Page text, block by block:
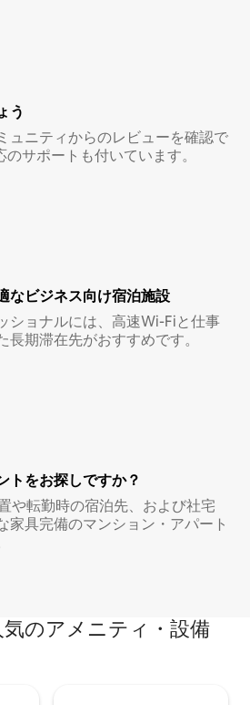
う
ュニティからのレビューを確認で
サポートも付いています。
なビ⁠ジ⁠ネ⁠ス⁠向⁠け宿⁠泊⁠施⁠設
ショナルには、高速Wi-Fiと仕事
期滞在先がおすすめです。
トをお探しですか？
や転勤時の宿泊先、および社宅
家具完備のマンション・アパート
のアメニティ・設備